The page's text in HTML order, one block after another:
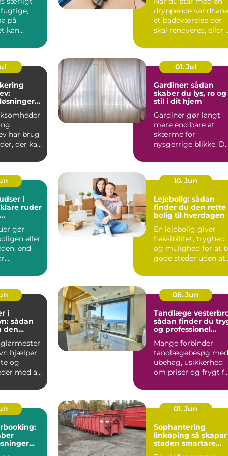
på
kan
dryppende
et badeværelse der
skal renoveres, eller
har brug
der kan
01. Jul
Gardiner: sådan
skaber du lys, ro og
stil i dit hjem
Gardiner gør langt
mere end bare at
skærme for
nysgerrige blikke.
i
ruder
gør
eller
end
10. Jun
Lejebolig: sådan
finder du den rette
bolig til hverdagen
En lejebolig giver
fleksibilitet, tryghed
og mulighed for at
gode steder uden at
i
sådan
den
hjælper
og
med alt
06. Jun
Tandlæge
sådan finder du
og professionel
Mange forbinder
tandlægebesøg med
ubehag, usikkerhed
om priser og frygt for
spill...
01. Jun
Sophantering
linköping så skapar
staden smartare